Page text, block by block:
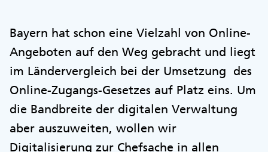
Bayern hat schon eine Vielzahl von Online-
Angeboten auf den Weg gebracht und liegt
im Ländervergleich bei der Umsetzung des
Online-Zugangs-Gesetzes auf Platz eins. Um
die Bandbreite der digitalen Verwaltung
aber auszuweiten, wollen wir
Digitalisierung zur Chefsache in allen